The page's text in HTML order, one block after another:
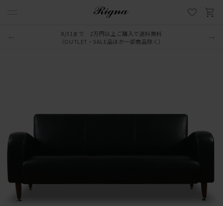
8/31まで 2万円以上ご購入で送料無料
（OUTLET・SALE品ほか一部商品除く）